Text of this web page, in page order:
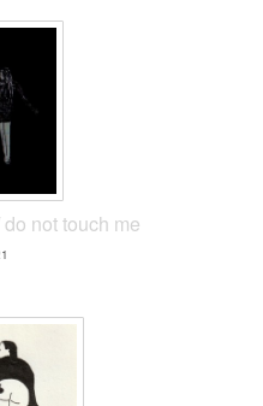
not touch me